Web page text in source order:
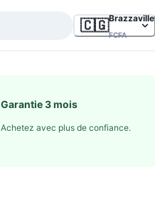
🇨🇬Brazzaville
FCFA
Garantie 3 mois
Achetez avec plus de confiance.